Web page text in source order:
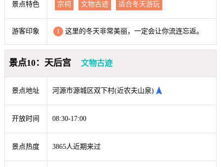
景点特色 宗祠 文物古迹 适合冬天游玩
游客印象 1 这里的冬天非常美丽，一定会让你流连忘返。
景点10：天后宫 文物古迹
景点地址 河源市源城区双下村(近农夫山泉)
开放时间 08:30-17:00
景点热度 3865人近期来过